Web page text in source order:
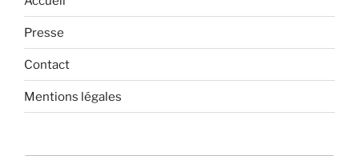
Presse
Contact
Mentions légales